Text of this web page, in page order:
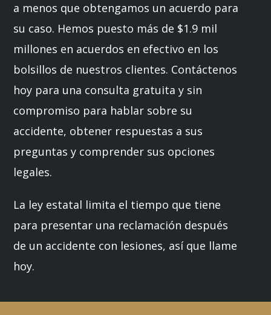
a menos que obtengamos un acuerdo para
su caso. Hemos puesto más de $1.9 mil
millones en acuerdos en efectivo en los
bolsillos de nuestros clientes. Contáctenos
hoy para una consulta gratuita y sin
compromiso para hablar sobre su
accidente, obtener respuestas a sus
preguntas y comprender sus opciones
legales.
La ley estatal limita el tiempo que tiene
para presentar una reclamación después
de un accidente con lesiones, así que llame
hoy.